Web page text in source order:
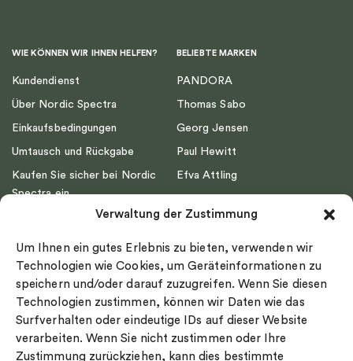
Verwaltung der Zustimmung
Um Ihnen ein gutes Erlebnis zu bieten, verwenden wir
Technologien wie Cookies, um Geräteinformationen zu
speichern und/oder darauf zuzugreifen. Wenn Sie diesen
Technologien zustimmen, können wir Daten wie das
Surfverhalten oder eindeutige IDs auf dieser Website
verarbeiten. Wenn Sie nicht zustimmen oder Ihre
Zustimmung zurückziehen, kann dies bestimmte
WIE KÖNNEN WIR IHNEN HELFEN?
Kundendienst
Über Nordic Spectra
Einkaufsbedingungen
Umtausch und Rückgabe
Kaufen Sie sicher bei Nordic
Spectra ein
Impressum
Ringgröße
Widerrufsrecht
Cookie-policy
Sekretesspolicy
BELIEBTE MARKEN
PANDORA
Thomas Sabo
Georg Jensen
Paul Hewitt
Efva Attling
Drakenberg Sjölin
Nordic Spectra